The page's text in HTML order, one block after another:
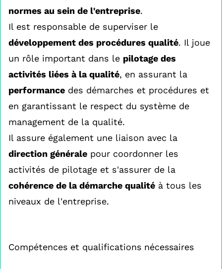
normes au sein de l'entreprise.
Il est responsable de superviser le
développement des procédures qualité. Il joue
un rôle important dans le pilotage des
activités liées à la qualité, en assurant la
performance des démarches et procédures et
en garantissant le respect du système de
management de la qualité.
Il assure également une liaison avec la
direction générale pour coordonner les
activités de pilotage et s'assurer de la
cohérence de la démarche qualité à tous les
niveaux de l'entreprise.
Compétences et qualifications nécessaires